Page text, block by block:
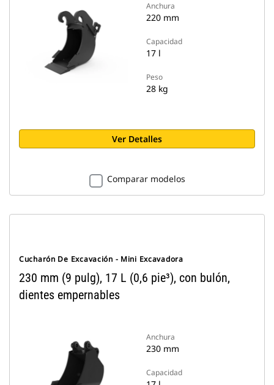
Anchura
220 mm
Capacidad
17 l
Peso
28 kg
Ver Detalles
Comparar modelos
Cucharón De Excavación - Mini Excavadora
230 mm (9 pulg), 17 L (0,6 pie³), con bulón,
dientes empernables
Anchura
230 mm
Capacidad